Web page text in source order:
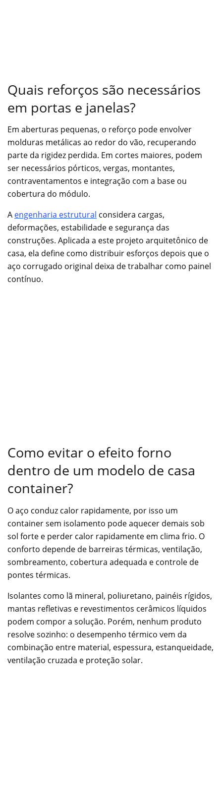
Quais reforços são necessários
em portas e janelas?
Em aberturas pequenas, o reforço pode envolver
molduras metálicas ao redor do vão, recuperando
parte da rigidez perdida. Em cortes maiores, podem
ser necessários pórticos, vergas, montantes,
contraventamentos e integração com a base ou
cobertura do módulo.
A engenharia estrutural considera cargas,
deformações, estabilidade e segurança das
construções. Aplicada a este projeto arquitetônico de
casa, ela define como distribuir esforços depois que o
aço corrugado original deixa de trabalhar como painel
contínuo.
Como evitar o efeito forno
dentro de um modelo de casa
container?
O aço conduz calor rapidamente, por isso um
container sem isolamento pode aquecer demais sob
sol forte e perder calor rapidamente em clima frio. O
conforto depende de barreiras térmicas, ventilação,
sombreamento, cobertura adequada e controle de
pontes térmicas.
Isolantes como lã mineral, poliuretano, painéis rígidos,
mantas refletivas e revestimentos cerâmicos líquidos
podem compor a solução. Porém, nenhum produto
resolve sozinho: o desempenho térmico vem da
combinação entre material, espessura, estanqueidade,
ventilação cruzada e proteção solar.